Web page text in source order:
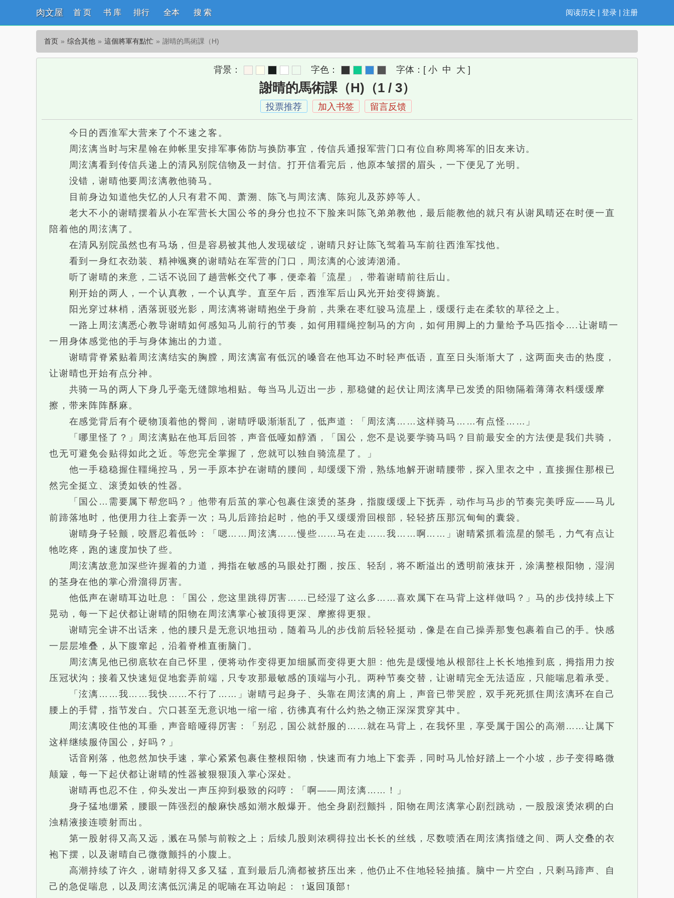
肉文屋 阅读历史 | 登录 | 注册
首 页 书 库 排行 全本 搜 索
首页 综合其他 這個將軍有點忙 謝晴的馬術課（H)
背景： 字色： 字体： [ 小 中 大 ]
謝晴的馬術課（H)（1 / 3）
投票推荐 加入书签 留言反馈
今日的西淮军大营来了个不速之客。
周泫漓当时与宋星翰在帅帐里安排军事佈防与换防事宜，传信兵通报军营门口有位自称周将军的旧友来访。
周泫漓看到传信兵递上的清风别院信物及一封信。打开信看完后，他原本皱摺的眉头，一下便见了光明。
没错，谢晴他要周泫漓教他骑马。
目前身边知道他失忆的人只有君不闻、萧溯、陈飞与周泫漓、陈宛儿及苏婷等人。
老大不小的谢晴摆着从小在军营长大国公爷的身分也拉不下脸来叫陈飞弟弟教他，最后能教他的就只有从谢凤晴还在时便一直
陪着他的周泫漓了。
在清风别院虽然也有马场，但是容易被其他人发现破绽，谢晴只好让陈飞驾着马车前往西淮军找他。
看到一身红衣劲装、精神颯爽的谢晴站在军营的门口，周泫漓的心波涛汹涌。
听了谢晴的来意，二话不说回了趟营帐交代了事，便牵着「流星」，带着谢晴前往后山。
刚开始的两人，一个认真教，一个认真学。直至午后，西淮军后山风光开始变得旖旎。
阳光穿过林梢，洒落斑驳光影，周泫漓将谢晴抱坐于身前，共乘在枣红骏马流星上，缓缓行走在柔软的草径之上。
一路上周泫漓悉心教导谢晴如何感知马儿前行的节奏，如何用韁绳控制马的方向，如何用脚上的力量给予马匹指令….让谢晴一
一用身体感觉他的手与身体施出的力道。
谢晴背脊紧贴着周泫漓结实的胸膛，周泫漓富有低沉的嗓音在他耳边不时轻声低语，直至日头渐渐大了，这两面夹击的热度，
让谢晴也开始有点分神。
共骑一马的两人下身几乎毫无缝隙地相贴。每当马儿迈出一步，那稳健的起伏让周泫漓早已发烫的阳物隔着薄薄衣料缓缓摩
擦，带来阵阵酥麻。
在感觉背后有个硬物顶着他的臀间，谢晴呼吸渐渐乱了，低声道：「周泫漓……这样骑马……有点怪……」
「哪里怪了？」周泫漓贴在他耳后回答，声音低哑如醇酒，「国公，您不是说要学骑马吗？目前最安全的方法便是我们共骑，
也无可避免会贴得如此之近。等您完全掌握了，您就可以独自骑流星了。」
他一手稳稳握住韁绳控马，另一手原本护在谢晴的腰间，却缓缓下滑，熟练地解开谢晴腰带，探入里衣之中，直接握住那根已
然完全挺立、滚烫如铁的性器。
「国公…需要属下帮您吗？」他带有后茧的掌心包裹住滚烫的茎身，指腹缓缓上下抚弄，动作与马步的节奏完美呼应——马儿
前蹄落地时，他便用力往上套弄一次；马儿后蹄抬起时，他的手又缓缓滑回根部，轻轻挤压那沉甸甸的囊袋。
谢晴身子轻颤，咬唇忍着低吟：「嗯……周泫漓……慢些……马在走……我……啊……」谢晴紧抓着流星的鬃毛，力气有点让
牠吃疼，跑的速度加快了些。
周泫漓故意加深些许握着的力道，拇指在敏感的马眼处打圈，按压、轻刮，将不断溢出的透明前液抹开，涂满整根阳物，湿润
的茎身在他的掌心滑溜得厉害。
他低声在谢晴耳边吐息：「国公，您这里跳得厉害……已经湿了这么多……喜欢属下在马背上这样做吗？」马的步伐持续上下
晃动，每一下起伏都让谢晴的阳物在周泫漓掌心被顶得更深、摩擦得更狠。
谢晴完全讲不出话来，他的腰只是无意识地扭动，随着马儿的步伐前后轻轻挺动，像是在自己操弄那隻包裹着自己的手。快感
一层层堆叠，从下腹窜起，沿着脊椎直衝脑门。
周泫漓见他已彻底软在自己怀里，便将动作变得更加细腻而变得更大胆：他先是缓慢地从根部往上长长地推到底，拇指用力按
压冠状沟；接着又快速短促地套弄前端，只专攻那最敏感的顶端与小孔。两种节奏交替，让谢晴完全无法适应，只能喘息着承受。
「泫漓……我……我快……不行了……」谢晴弓起身子、头靠在周泫漓的肩上，声音已带哭腔，双手死死抓住周泫漓环在自己
腰上的手臂，指节发白。穴口甚至无意识地一缩一缩，彷彿真有什么灼热之物正深深贯穿其中。
周泫漓咬住他的耳垂，声音暗哑得厉害：「别忍，国公就舒服的……就在马背上，在我怀里，享受属于国公的高潮……让属下
这样继续服侍国公，好吗？」
话音刚落，他忽然加快手速，掌心紧紧包裹住整根阳物，快速而有力地上下套弄，同时马儿恰好踏上一个小坡，步子变得略微
颠簸，每一下起伏都让谢晴的性器被狠狠顶入掌心深处。
谢晴再也忍不住，仰头发出一声压抑到极致的闷哼：「啊——周泫漓……！」
身子猛地绷紧，腰眼一阵强烈的酸麻快感如潮水般爆开。他全身剧烈颤抖，阳物在周泫漓掌心剧烈跳动，一股股滚烫浓稠的白
浊精液接连喷射而出。
第一股射得又高又远，溅在马鬃与前鞍之上；后续几股则浓稠得拉出长长的丝线，尽数喷洒在周泫漓指缝之间、两人交叠的衣
袍下摆，以及谢晴自己微微颤抖的小腹上。
高潮持续了许久，谢晴射得又多又猛，直到最后几滴都被挤压出来，他仍止不住地轻轻抽搐。脑中一片空白，只剩马蹄声、自
己的急促喘息，以及周泫漓低沉满足的呢喃在耳边响起：
↑返回顶部↑